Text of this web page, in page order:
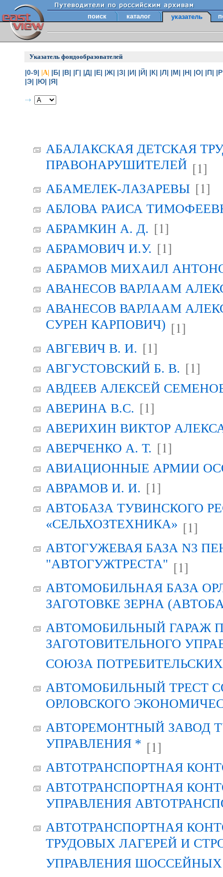
поиск каталог указатель
Указатель фондообразователей
|0-9| |А| |Б| |В| |Г| |Д| |Е| |Ж| |З| |И| |Й| |К| |Л| |М| |Н| |О| |П|
|Э| |Ю| |Я|
АБАЛАКСКАЯ ДЕТСКАЯ
ПРАВОНАРУШИТЕЛЕЙ [1]
АБАМЕЛЕК-ЛАЗАРЕВЫ [1]
АБЛОВА РАИСА
АБРАМКИН А. Д. [1]
АБРАМОВИЧ И.У. [1]
АБРАМОВ МИХАИЛ
АВАНЕСОВ ВАРЛААМ
АВАНЕСОВ ВАРЛААМ
СУРЕН КАРПОВИЧ) [1]
АВГЕВИЧ В. И. [1]
АВГУСТОВСКИЙ Б. В. [1]
АВДЕЕВ АЛЕКСЕЙ
АВЕРИНА B.C. [1]
АВЕРИХИН ВИКТОР
АВЕРЧЕНКО А. Т. [1]
АВИАЦИОННЫЕ АРМИИ
АВРАМОВ И. И. [1]
АВТОБАЗА ТУВИНСКОГО
«СЕЛЬХОЗТЕХНИКА» [1]
АВТОГУЖЕВАЯ БАЗА N3
"АВТОГУЖТРЕСТА" [1]
АВТОМОБИЛЬНАЯ БАЗА
ЗАГОТОВКЕ ЗЕРНА
АВТОМОБИЛЬНЫЙ ГАРАЖ
ЗАГОТОВИТЕЛЬНОГО
СОЮЗА
АВТОМОБИЛЬНЫЙ ТРЕСТ
ОРЛОВСКОГО
АВТОРЕМОНТНЫЙ ЗАВОД
УПРАВЛЕНИЯ * [1]
АВТОТРАНСПОРТНАЯ
АВТОТРАНСПОРТНАЯ
УПРАВЛЕНИЯ
АВТОТРАНСПОРТНАЯ
ТРУДОВЫХ ЛАГЕРЕЙ И
УПРАВЛЕНИЯ